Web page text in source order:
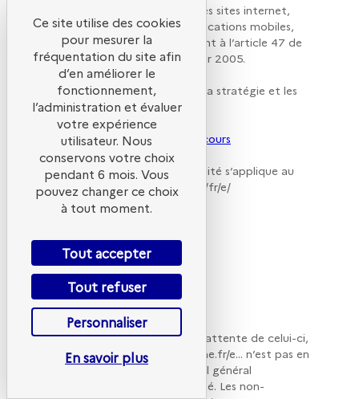
L’ADEME s’engage à rendre ses sites internet,
intranet, extranet et ses applications mobiles,
etc. accessibles conformément à l’article 47 de
la loi n° 2005-102 du 11 février 2005.
A cette fin, il met en œuvre la stratégie et les
actions suivantes
Schéma pluriannuel en cours
Plan d’action de l’année en cours
Cette déclaration d’accessibilité s’applique au
site www.evenements/ademe/fr/e/
ÉTAT DE
CONFORMITÉ
En l’absence d’audit et dans l’attente de celui-ci,
le site www.evenements.ademe.fr/e... n’est pas en
conformité avec le référentiel général
d’amélioration de l’accessibilité. Les non-
Ce site utilise des cookies
pour mesurer la
fréquentation du site afin
d’en améliorer le
fonctionnement,
l’administration et évaluer
votre expérience
utilisateur. Nous
conservons votre choix
pendant 6 mois. Vous
pouvez changer ce choix
à tout moment.
Tout accepter
Tout refuser
Personnaliser
En savoir plus